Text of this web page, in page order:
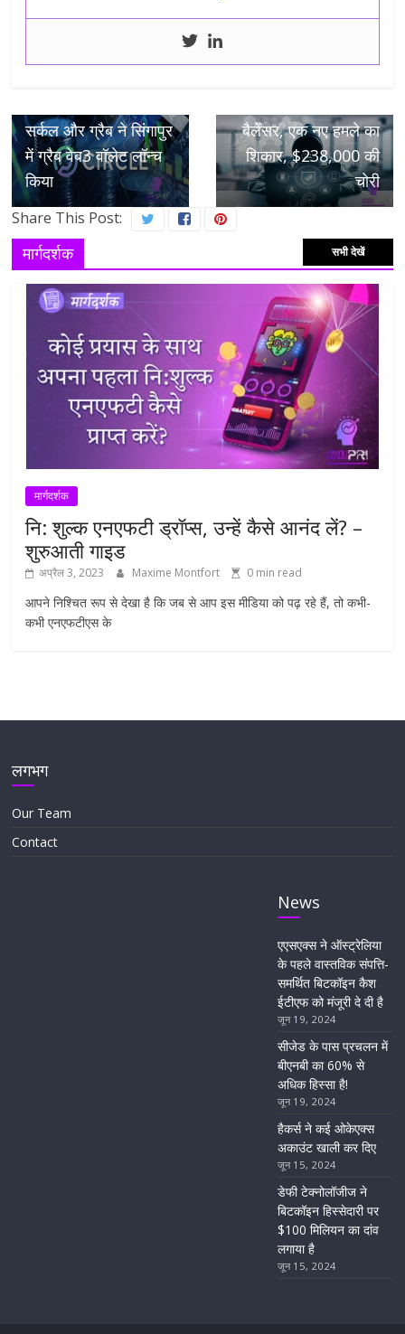
सर्कल और ग्रैब ने सिंगापुर
में ग्रैब वेब3 वॉलेट लॉन्च
किया
बैलेंसर, एक नए हमले का
शिकार, $238,000 की
चोरी
Share This Post:
मार्गदर्शक सभी देखें
मार्गदर्शक
नि: शुल्क एनएफटी ड्रॉप्स, उन्हें कैसे आनंद लें? –
शुरुआती गाइड
अप्रैल 3, 2023 Maxime Montfort 0 min read
आपने निश्चित रूप से देखा है कि जब से आप इस मीडिया को पढ़ रहे हैं, तो कभी-
कभी एनएफटीएस के
लगभग
Our Team
Contact
News
एएसएक्स ने ऑस्ट्रेलिया
के पहले वास्तविक संपत्ति-
समर्थित बिटकॉइन कैश
ईटीएफ को मंजूरी दे दी है
जून 19, 2024
सीजेड के पास प्रचलन में
बीएनबी का 60% से
अधिक हिस्सा है!
जून 19, 2024
हैकर्स ने कई ओकेएक्स
अकाउंट खाली कर दिए
जून 15, 2024
डेफी टेक्नोलॉजीज ने
बिटकॉइन हिस्सेदारी पर
$100 मिलियन का दांव
लगाया है
जून 15, 2024